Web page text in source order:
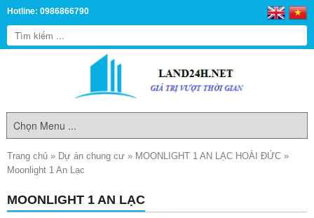
Hotline: 0986866790
Trang chủ » Dự án chung cư » MOONLIGHT 1 AN LẠC HOÀI ĐỨC »
Moonlight 1 An Lạc
MOONLIGHT 1 AN LẠC